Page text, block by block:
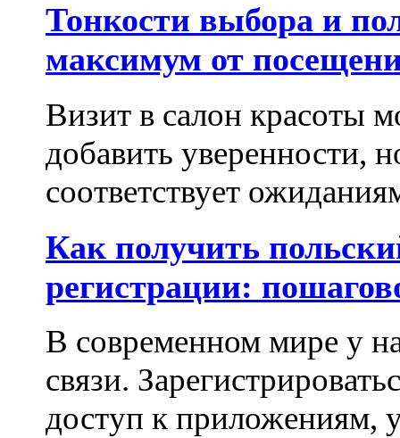
Тонкости выбора и
максимум от
Визит в салон красоты
добавить уверенности,
соответствует
Как получить
регистрации:
В современном мире у
связи.
доступ к приложениям,